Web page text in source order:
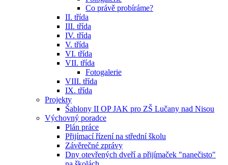
Co právě probíráme?
II. třída
III. třída
IV. třída
V. třída
VI. třída
VII. třída
Fotogalerie
VIII. třída
IX. třída
Projekty
Šablony II OP JAK pro ZŠ Lučany nad Nisou
Výchovný poradce
Plán práce
Přijímací řízení na střední školu
Závěrečné zprávy
Dny otevřených dveří a přijímaček "nanečisto"